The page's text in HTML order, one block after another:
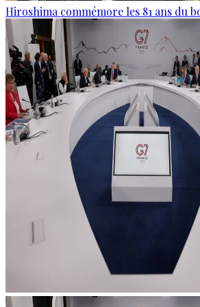
Hiroshima commémore les 81 ans du